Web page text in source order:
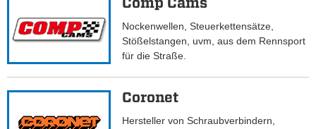
Nockenwellen, Steuerkettensätze,
Stößelstangen, uvm, aus dem Rennsport
für die Straße.
Coronet
Hersteller von Schraubverbindern,